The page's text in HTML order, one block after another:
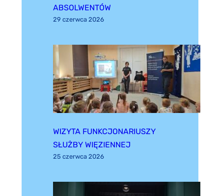
ABSOLWENTÓW
29 czerwca 2026
WIZYTA FUNKCJONARIUSZY
SŁUŻBY WIĘZIENNEJ
25 czerwca 2026